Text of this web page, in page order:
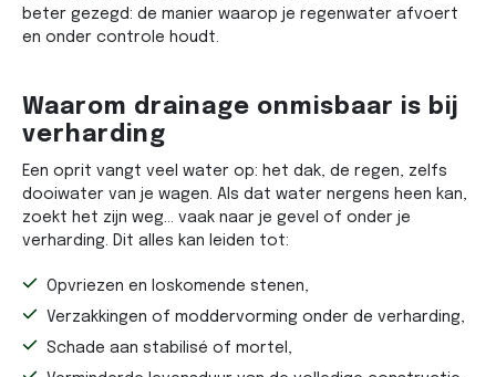
beter gezegd: de manier waarop je regenwater afvoert
en onder controle houdt.
Waarom drainage onmisbaar is bij
verharding
Een oprit vangt veel water op: het dak, de regen, zelfs
dooiwater van je wagen. Als dat water nergens heen kan,
zoekt het zijn weg… vaak naar je gevel of onder je
verharding. Dit alles kan leiden tot:
Opvriezen en loskomende stenen,
Verzakkingen of moddervorming onder de verharding,
Schade aan stabilisé of mortel,